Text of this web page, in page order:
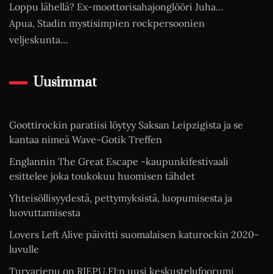
Loppu lähellä? Ex-moottorisahajonglööri Juha…
Apua, Stadin mystisimpien rockpersoonien
veljeskunta…
Uusimmat
Goottirockin paratiisi löytyy Saksan Leipzigista ja se
kantaa nimeä Wave-Gotik Treffen
Englannin The Great Escape -kaupunkifestivaali
esittelee joka toukokuu huomisen tähdet
Yhteisöllisyydestä, pettymyksistä, luopumisesta ja
luovuttamisesta
Lovers Left Alive päivitti suomalaisen katurockin 2020-
luvulle
Turvariepu on RIEPU.FI:n uusi keskustelufoorumi